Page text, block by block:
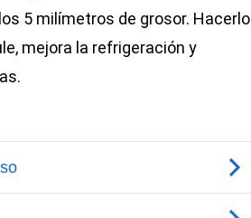
5 milímetros de grosor. Hacerlo
mejora la refrigeración y